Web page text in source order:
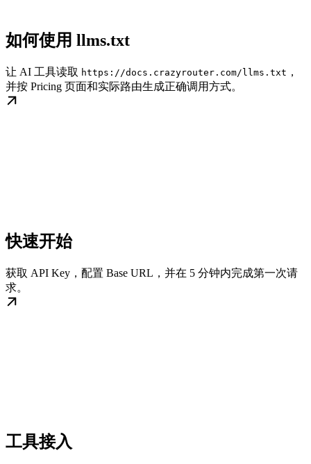
如何使用 llms.txt
让 AI 工具读取 https://docs.crazyrouter.com/llms.txt ，
并按 Pricing 页面和实际路由生成正确调用方式。
快速开始
获取 API Key，配置 Base URL，并在 5 分钟内完成第一次请
求。
工具接入